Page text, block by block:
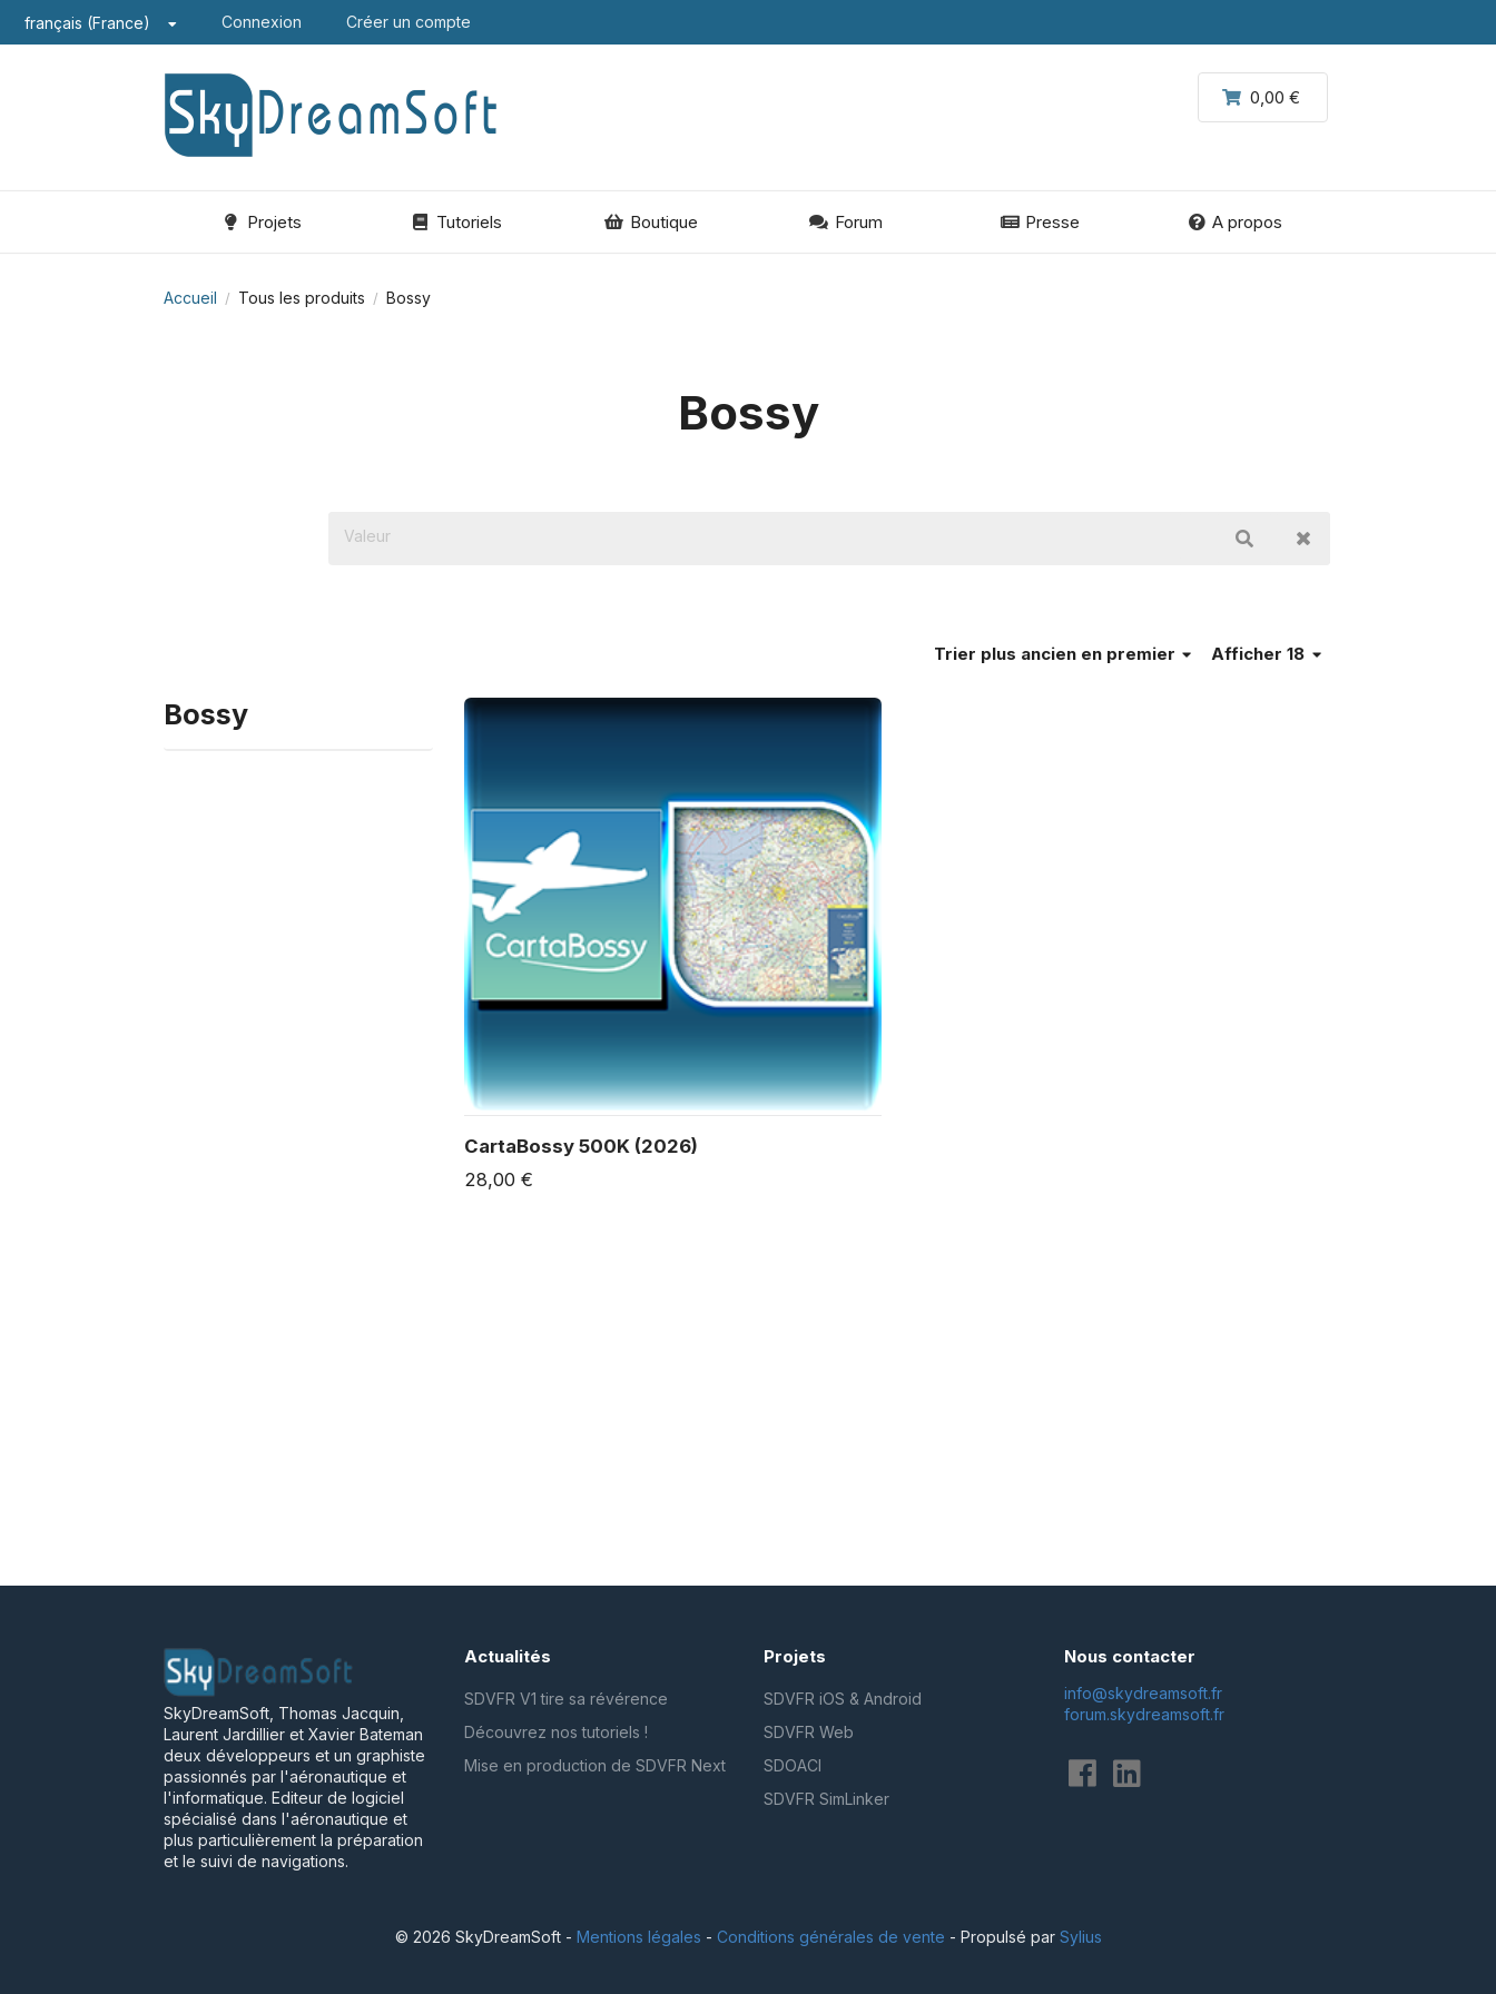
français (France) Connexion Créer un compte
0,00 €
Projets Tutoriels Boutique Forum Presse A propos
Accueil / Tous les produits / Bossy
Bossy
Bossy
Afficher 18
Trier plus ancien en premier
CartaBossy 500K (2026)
28,00 €
SkyDreamSoft, Thomas Jacquin,
Laurent Jardillier et Xavier Bateman
deux développeurs et un graphiste
passionnés par l'aéronautique et
l'informatique. Editeur de logiciel
spécialisé dans l'aéronautique et
plus particulièrement la préparation
et le suivi de navigations.
Actualités
SDVFR V1 tire sa révérence
Découvrez nos tutoriels !
Mise en production de SDVFR Next
Projets
SDVFR iOS & Android
SDVFR Web
SDOACI
SDVFR SimLinker
Nous contacter
info@skydreamsoft.fr
forum.skydreamsoft.fr
© 2026 SkyDreamSoft - Mentions légales - Conditions générales de vente - Propulsé par Sylius